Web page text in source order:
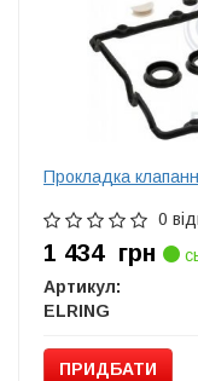
Прокладка
0
1 434 грн
Артикул:
ELRING
ПРИДБАТИ